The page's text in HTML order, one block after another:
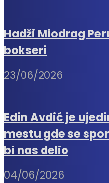
Hadži Miodrag
bokseri
23/06/2026
Edin Avdić je
mestu gde se
bi nas delio
04/06/2026